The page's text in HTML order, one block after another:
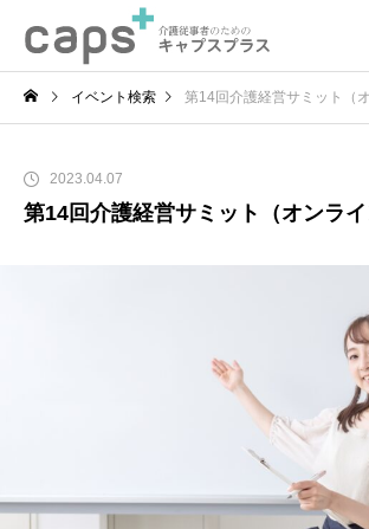
イベント検索 第14回介護経営サミット（
2023.04.07
第14回介護経営サミット（オンライ